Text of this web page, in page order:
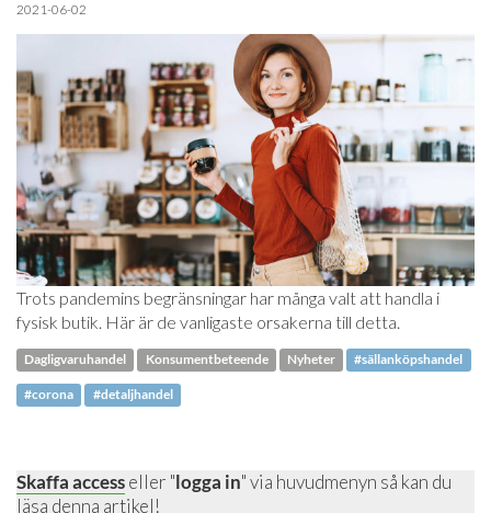
2021-06-02
Trots pandemins begränsningar har många valt att handla i
fysisk butik. Här är de vanligaste orsakerna till detta.
Dagligvaruhandel Konsumentbeteende Nyheter #sällanköpshandel
#corona #detaljhandel
Skaffa accesseller "logga in" via huvudmenyn så kan du
läsa denna artikel!